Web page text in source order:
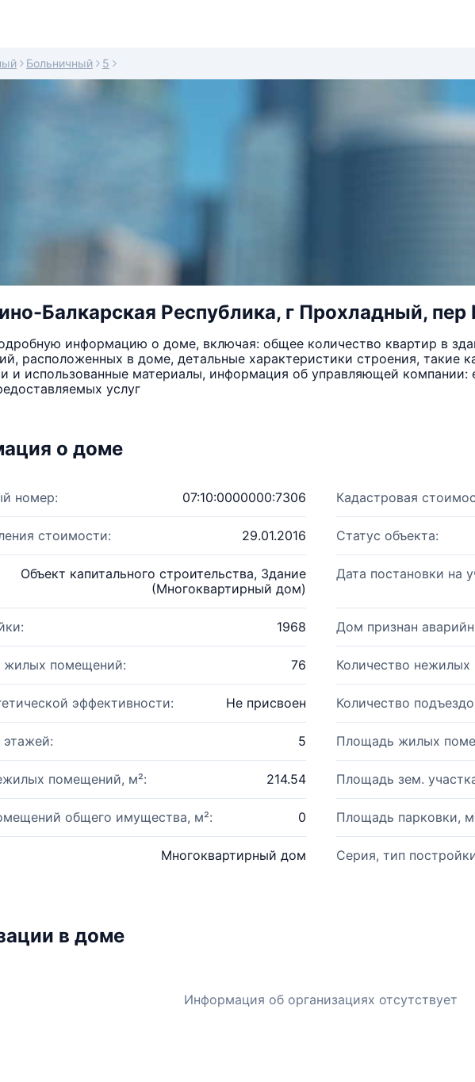
Больничный 5
Балкарская Республика, г Прохладный,
информацию о доме, включая: общее количество квартир в
расположенных в доме, детальные характеристики строения, такие
и использованные материалы, информация об управляющей компании:
услуг
о доме
номер: 07:10:0000000:7306 Кадастровая
стоимости: 29.01.2016 Статус объекта:
Объект капитального строительства, Здание
(Многоквартирный дом)
Дата постановки на
1968 Дом признан
жилых помещений: 76 Количество
эффективности: Не присвоен Количество
этажей: 5 Площадь жилых
помещений, м²: 214.54 Площадь зем.
общего имущества, м²: 0 Площадь парковки,
Многоквартирный дом Серия, тип
в доме
Информация об организациях отсутствует